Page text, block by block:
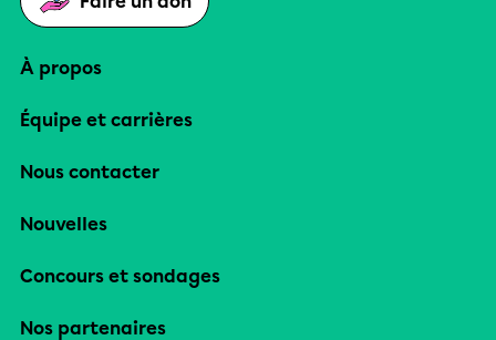
À propos
Équipe et carrières
Nous contacter
Nouvelles
Concours et sondages
Nos partenaires